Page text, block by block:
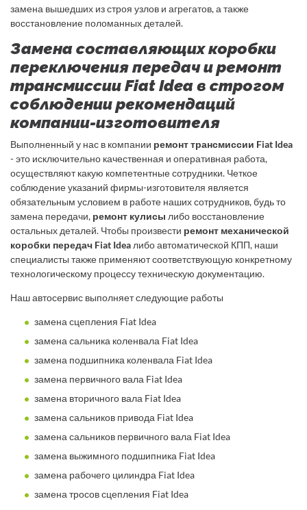
замена вышедших из строя узлов и агрегатов, а также
восстановление поломанных деталей.
Замена составляющих коробки
переключения передач и ремонт
трансмиссии Fiat Idea в строгом
соблюдении рекомендаций
компании-изготовителя
Выполненный у нас в компании ремонт трансмиссии Fiat Idea
- это исключительно качественная и оперативная работа,
осуществляют какую компетентные сотрудники. Четкое
соблюдение указаний фирмы-изготовителя является
обязательным условием в работе наших сотрудников, будь то
замена передачи, ремонт кулисы либо восстановление
остальных деталей. Чтобы произвести ремонт механической
коробки передач Fiat Idea либо автоматической КПП, наши
специалисты также применяют соответствующую конкретному
технологическому процессу техническую документацию.
Наш автосервис выполняет следующие работы
замена сцепления Fiat Idea
замена сальника коленвала Fiat Idea
замена подшипника коленвала Fiat Idea
замена первичного вала Fiat Idea
замена вторичного вала Fiat Idea
замена сальников привода Fiat Idea
замена сальников первичного вала Fiat Idea
замена выжимного подшипника Fiat Idea
замена рабочего цилиндра Fiat Idea
замена тросов сцепления Fiat Idea